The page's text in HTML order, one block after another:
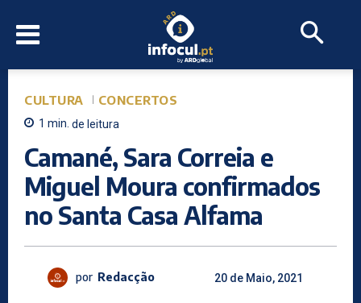
CULTURA CONCERTOS
1 min. de leitura
Camané, Sara Correia e
Miguel Moura confirmados
no Santa Casa Alfama
por Redacção 20 de Maio, 2021